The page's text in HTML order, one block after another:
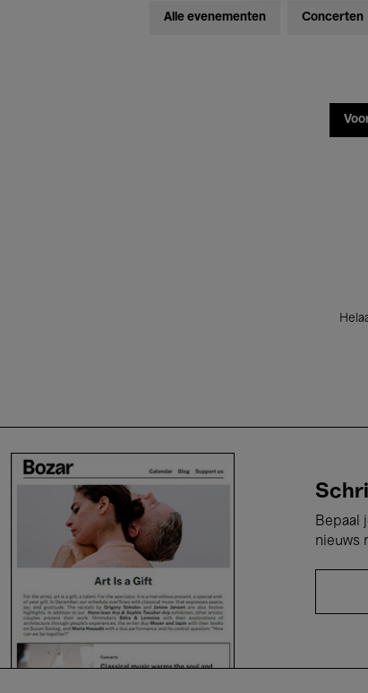
Alle evenementen Concerten
Bepaal
nieuws